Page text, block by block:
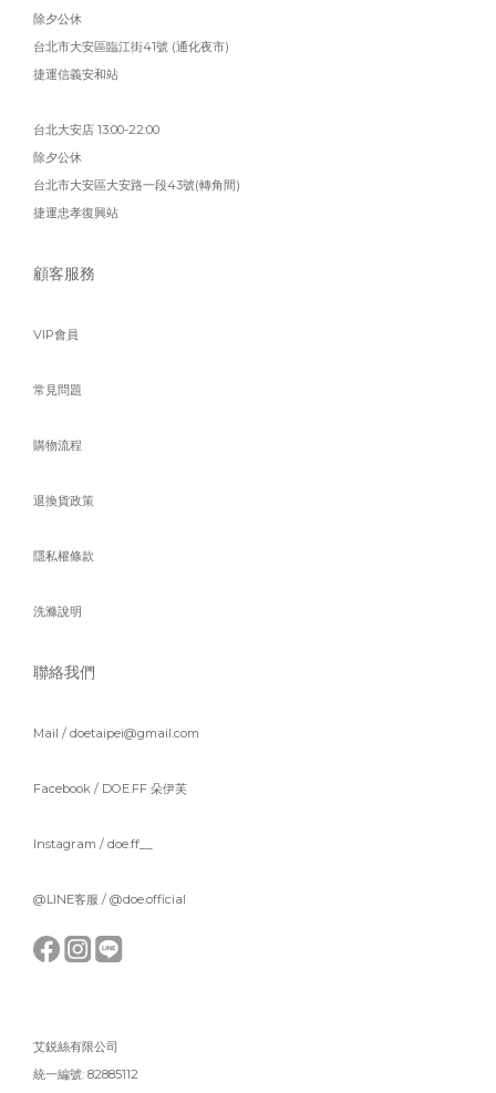
除夕公休
台北市大安區臨江街41號 (通化夜市)
捷運信義安和站
台北大安店 13:00-22:00
除夕公休
台北市大安區大安路一段43號(轉角間)
捷運忠孝復興站
顧客服務
VIP會員
常見問題
購物流程
退換貨政策
隱私權條款
洗滌說明
聯絡我們
Mail / doetaipei@gmail.com
Facebook / DOE.FF 朵伊芙
Instagram / doe.ff__
@LINE客服 / @doe.official
艾鋭絲有限公司
統一編號: 82885112